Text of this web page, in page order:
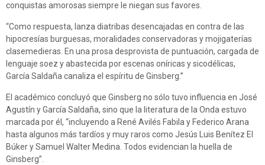
conquistas amorosas siempre le niegan sus favores.
“Como respuesta, lanza diatribas desencajadas en contra de las
hipocresías burguesas, moralidades conservadoras y mojigaterías
clasemedieras. En una prosa desprovista de puntuación, cargada de
lenguaje soez y abastecida por escenas oníricas y sicodélicas,
García Saldaña canaliza el espíritu de Ginsberg.”
El académico concluyó que Ginsberg no sólo tuvo influencia en José
Agustín y García Saldaña, sino que la literatura de la Onda estuvo
marcada por él, “incluyendo a René Avilés Fabila y Federico Arana
hasta algunos más tardíos y muy raros como Jesús Luis Benítez El
Búker y Samuel Walter Medina. Todos evidencian la huella de
Ginsberg”.